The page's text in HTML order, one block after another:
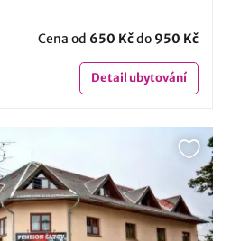
Cena od 650 Kčdo 950 Kč
Detailubytování